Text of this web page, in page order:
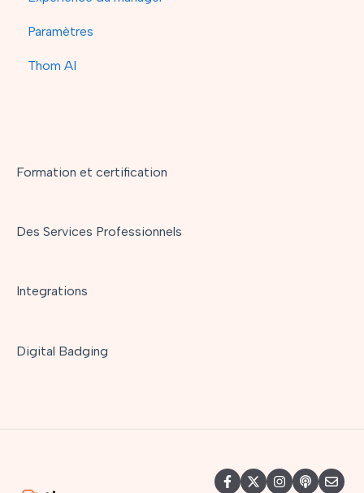
Paramètres
Thom AI
Formation et certification
Des Services Professionnels
Integrations
Digital Badging